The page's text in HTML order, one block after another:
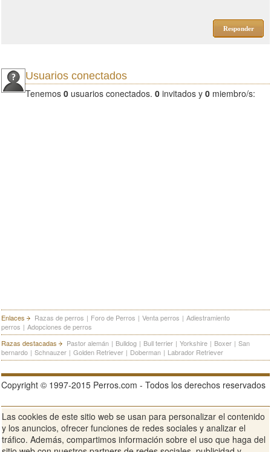
Responder
Usuarios conectados
Tenemos 0 usuarios conectados. 0 invitados y 0 miembro/s:
Enlaces Razas de perros | Foro de Perros | Venta perros | Adiestramiento
perros | Adopciones de perros
Razas destacadas
Pastor alemán | Bulldog | Bull terrier | Yorkshire | Boxer | San
bernardo | Schnauzer | Golden Retriever | Doberman | Labrador Retriever
Copyright © 1997-2015 Perros.com - Todos los derechos reservados
Publicidad en Perros.com | Contacte | Aviso Legal Política de
privacidad | Condiciones de uso
Las cookies de este sitio web se usan para personalizar el contenido
y los anuncios, ofrecer funciones de redes sociales y analizar el
tráfico. Además, compartimos información sobre el uso que haga del